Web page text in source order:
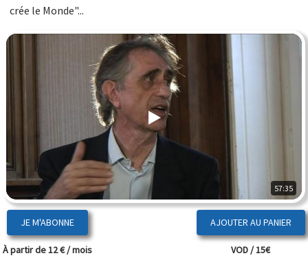
crée le Monde"...
57:35
JE M'ABONNE
À partir de 12 € / mois VOD / 15€